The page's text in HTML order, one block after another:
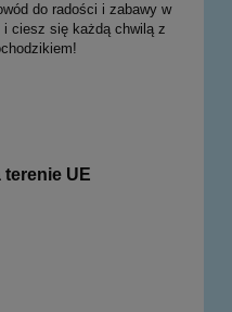
do radości i zabawy w
i ciesz się każdą chwilą z
UE